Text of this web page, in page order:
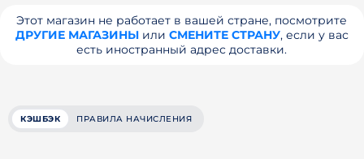
Этот магазин не работает в вашей стране, посмотрите
ДРУГИЕ МАГАЗИНЫили СМЕНИТЕ СТРАНУ, если у вас
есть иностранный адрес доставки.
КЭШБЭК ПРАВИЛА НАЧИСЛЕНИЯ